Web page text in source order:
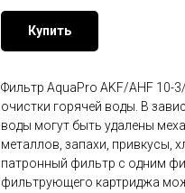
Купить
Фильтр AquaPro AKF/AHF 10-
очистки горячей во­ды. В
воды могут быть удалены
металлов, запахи, привку­сы,
патронный фильтр с одним
фильтрующего картриджа